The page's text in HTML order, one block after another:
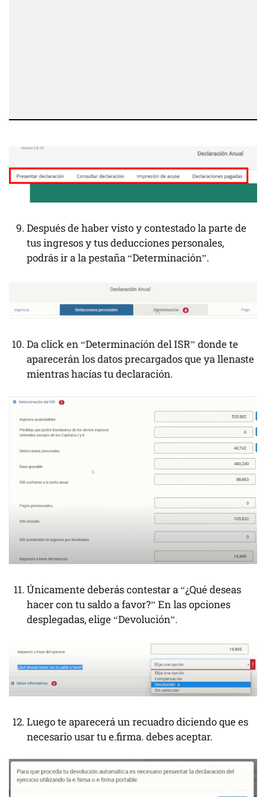
Después de haber visto y contestado la parte de
tus ingresos y tus deducciones personales,
podrás ir a la pestaña “Determinación”.
Da click en “Determinación del ISR” donde te
aparecerán los datos precargados que ya llenaste
mientras hacías tu declaración.
Únicamente deberás contestar a “¿Qué deseas
hacer con tu saldo a favor?” En las opciones
desplegadas, elige “Devolución”.
Luego te aparecerá un recuadro diciendo que es
necesario usar tu e.firma. debes aceptar.